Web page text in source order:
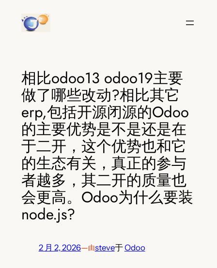
相比odoo13 odoo19主要
做了哪些改动?相比其它
erp,包括开源闭源的Odoo
的主要优势是不是还是在
于二开，这个优势也和它
的生态有关，真正的参与
者越多，其二开的质量也
会更高。Odoo为什么要装
node.js?
2 月 2, 2026—由steve于Odoo